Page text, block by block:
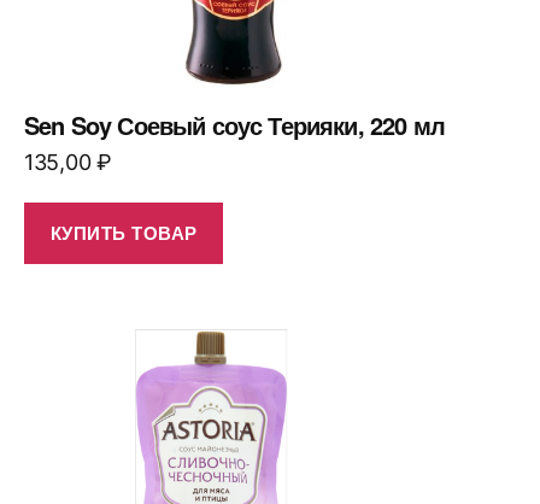
Sen Soy Соевый соус Терияки, 220 мл
135,00₽
КУПИТЬ ТОВАР